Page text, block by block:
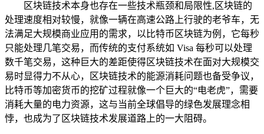
区块链技术本身也存在一些技术瓶颈和局限性,区块链的
处理速度相对较慢，就像一辆在高速公路上行驶的老爷车，无
法满足大规模商业应用的需求，以比特币区块链为例，它每秒
只能处理几笔交易，而传统的支付系统如 Visa 每秒可以处理
数千笔交易，这种巨大的差距使得区块链技术在面对大规模交
易时显得力不从心，区块链技术的能源消耗问题也备受争议，
比特币等加密货币的挖矿过程就像一个巨大的“电老虎”，需要
消耗大量的电力资源，这与当前全球倡导的绿色发展理念相
悖，也成为了区块链技术发展道路上的一大阻碍。